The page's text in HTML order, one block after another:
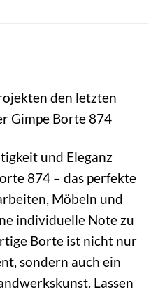
den letzten
Gimpe Borte 874
und Eleganz
874 – das perfekte
Möbeln und
individuelle Note zu
Borte ist nicht nur
sondern auch ein
Lassen